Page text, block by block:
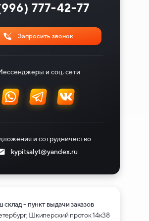
777-42-77
Запросить звонок
и соц. сети
и сотрудничество
kypitsalyt@yandex.ru
склад - пункт выдачи заказов
Шкиперский проток 14к38